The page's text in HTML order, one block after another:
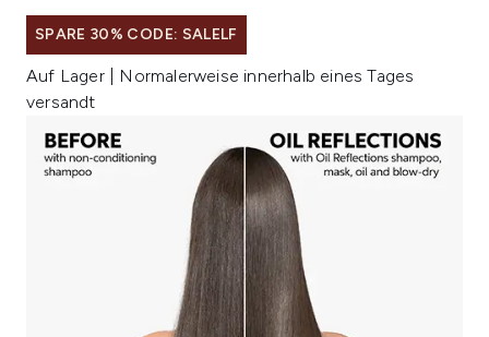
SPARE 30% CODE: SALELF
Auf Lager | Normalerweise innerhalb eines Tages
versandt